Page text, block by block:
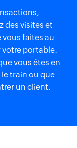
des visites et
vous faites au
votre portable.
vous êtes en
train ou que
un client.